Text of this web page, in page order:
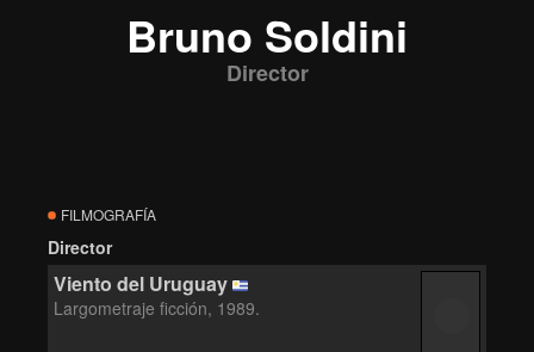
Bruno Soldini
Director
FILMOGRAFÍA
Director
Viento del Uruguay
Largometraje ficción, 1989.